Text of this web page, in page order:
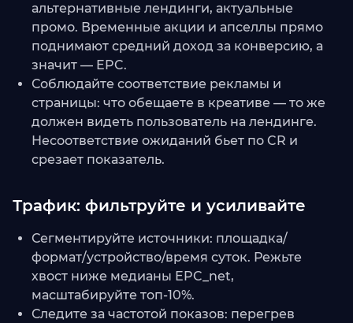
альтернативные лендинги, актуальные
промо. Временные акции и апселлы прямо
поднимают средний доход за конверсию, а
значит — EPC.
Соблюдайте соответствие рекламы и
страницы: что обещаете в креативе — то же
должен видеть пользователь на лендинге.
Несоответствие ожиданий бьет по CR и
срезает показатель.
Трафик: фильтруйте и усиливайте
Сегментируйте источники: площадка/
формат/устройство/время суток. Режьте
хвост ниже медианы EPC_net,
масштабируйте топ-10%.
Следите за частотой показов: перегрев